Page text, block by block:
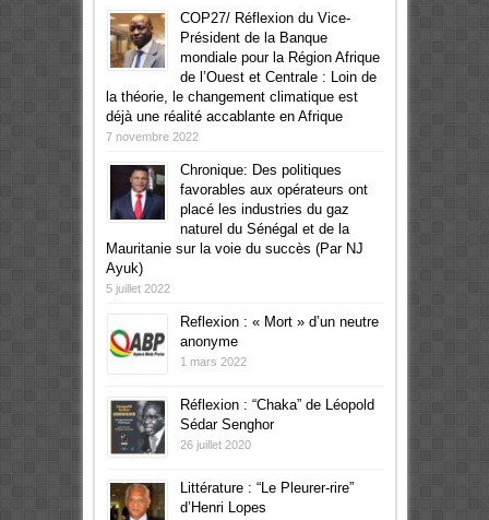
COP27/ Réflexion du Vice-
Président de la Banque
mondiale pour la Région Afrique
de l’Ouest et Centrale : Loin de
la théorie, le changement climatique est
déjà une réalité accablante en Afrique
7 novembre 2022
Chronique: Des politiques
favorables aux opérateurs ont
placé les industries du gaz
naturel du Sénégal et de la
Mauritanie sur la voie du succès (Par NJ
Ayuk)
5 juillet 2022
Reflexion : « Mort » d’un neutre
anonyme
1 mars 2022
Réflexion : “Chaka” de Léopold
Sédar Senghor
26 juillet 2020
Littérature : “Le Pleurer-rire”
d’Henri Lopes